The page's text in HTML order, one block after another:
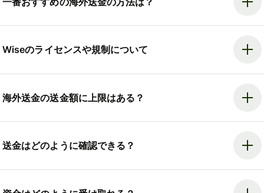
Wiseのライセンスや規制について
海外送金の送金額に上限はある？
送金はどのように確認できる？